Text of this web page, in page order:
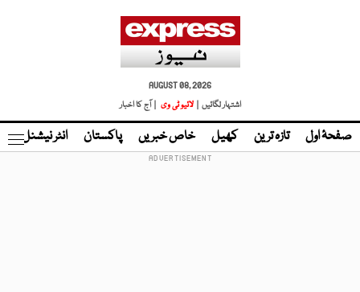
AUGUST 08, 2026
اشتہار لگائیں |
لائیو ٹی وی | آج کا اخبار
صفحۂ اول تازہ ترین کھیل خاص خبریں پاکستان انٹر نیشنل